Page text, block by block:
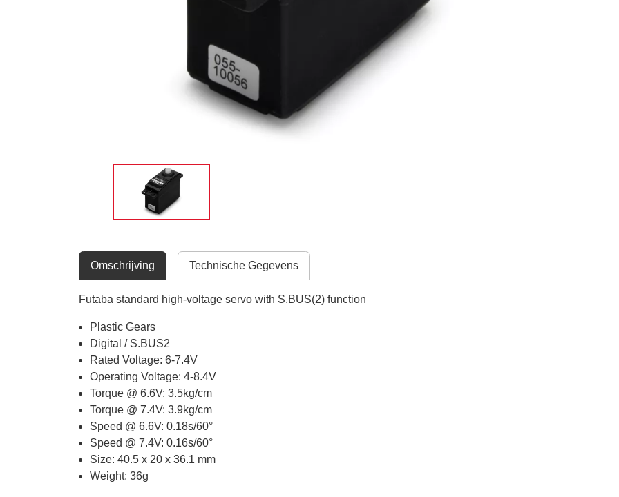
Omschrijving Technische Gegevens
Futaba standard high-voltage servo with S.BUS(2) function
Plastic Gears
Digital / S.BUS2
Rated Voltage: 6-7.4V
Operating Voltage: 4-8.4V
Torque @ 6.6V: 3.5kg/cm
Torque @ 7.4V: 3.9kg/cm
Speed @ 6.6V: 0.18s/60°
Speed @ 7.4V: 0.16s/60°
Size: 40.5 x 20 x 36.1 mm
Weight: 36g